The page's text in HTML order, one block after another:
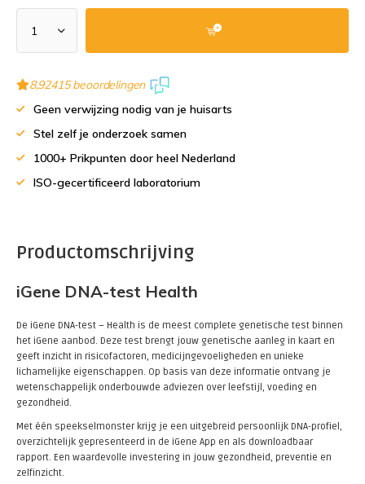
8,92415 beoordelingen
Geen verwijzing nodig van je huisarts
Stel zelf je onderzoek samen
1000+ Prikpunten door heel Nederland
ISO-gecertificeerd laboratorium
Productomschrijving
iGene DNA-test Health
De iGene DNA-test – Health is de meest complete genetische test binnen
het iGene aanbod. Deze test brengt jouw genetische aanleg in kaart en
geeft inzicht in risicofactoren, medicijngevoeligheden en unieke
lichamelijke eigenschappen. Op basis van deze informatie ontvang je
wetenschappelijk onderbouwde adviezen over leefstijl, voeding en
gezondheid.
Met één speekselmonster krijg je een uitgebreid persoonlijk DNA-profiel,
overzichtelijk gepresenteerd in de iGene App en als downloadbaar
rapport. Een waardevolle investering in jouw gezondheid, preventie en
zelfinzicht.